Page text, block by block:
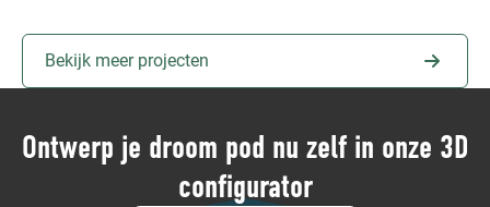
Bekijk meer projecten
Ontwerp je droom pod nu zelf in onze 3D
configurator